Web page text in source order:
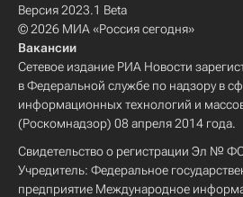
Версия 2023.1 Beta
© 2026 МИА «Россия сегодня»
Вакансии
Сетевое издание РИА Новости
в Федеральной службе по надзору в
информационных технологий и
(Роскомнадзор) 08 апреля 2014 года.
Свидетельство о регистрации Эл №
Учредитель: Федеральное
предприятие Международное